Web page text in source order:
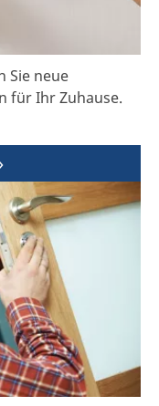
Sie neue
für Ihr Zuhause.